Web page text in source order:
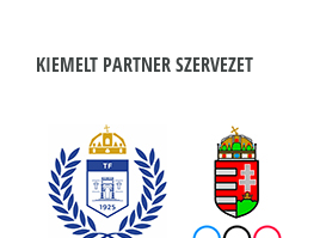
KIEMELT PARTNER SZERVEZET